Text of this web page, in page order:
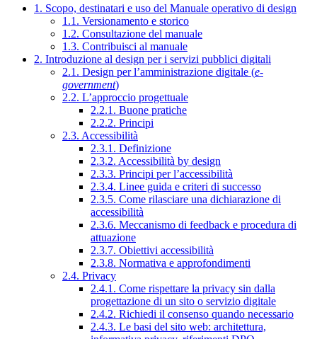
1. Scopo, destinatari e uso del Manuale operativo di design
1.1. Versionamento e storico
1.2. Consultazione del manuale
1.3. Contribuisci al manuale
2. Introduzione al design per i servizi pubblici digitali
2.1. Design per l’amministrazione digitale (e-
government)
2.2. L’approccio progettuale
2.2.1. Buone pratiche
2.2.2. Principi
2.3. Accessibilità
2.3.1. Definizione
2.3.2. Accessibilità by design
2.3.3. Principi per l’accessibilità
2.3.4. Linee guida e criteri di successo
2.3.5. Come rilasciare una dichiarazione di
accessibilità
2.3.6. Meccanismo di feedback e procedura di
attuazione
2.3.7. Obiettivi accessibilità
2.3.8. Normativa e approfondimenti
2.4. Privacy
2.4.1. Come rispettare la privacy sin dalla
progettazione di un sito o servizio digitale
2.4.2. Richiedi il consenso quando necessario
2.4.3. Le basi del sito web: architettura,